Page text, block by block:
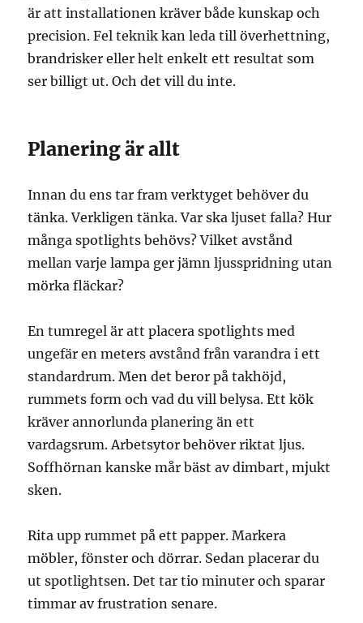
är att installationen kräver både kunskap och
precision. Fel teknik kan leda till överhettning,
brandrisker eller helt enkelt ett resultat som
ser billigt ut. Och det vill du inte.
Planering är allt
Innan du ens tar fram verktyget behöver du
tänka. Verkligen tänka. Var ska ljuset falla? Hur
många spotlights behövs? Vilket avstånd
mellan varje lampa ger jämn ljusspridning utan
mörka fläckar?
En tumregel är att placera spotlights med
ungefär en meters avstånd från varandra i ett
standardrum. Men det beror på takhöjd,
rummets form och vad du vill belysa. Ett kök
kräver annorlunda planering än ett
vardagsrum. Arbetsytor behöver riktat ljus.
Soffhörnan kanske mår bäst av dimbart, mjukt
sken.
Rita upp rummet på ett papper. Markera
möbler, fönster och dörrar. Sedan placerar du
ut spotlightsen. Det tar tio minuter och sparar
timmar av frustration senare.